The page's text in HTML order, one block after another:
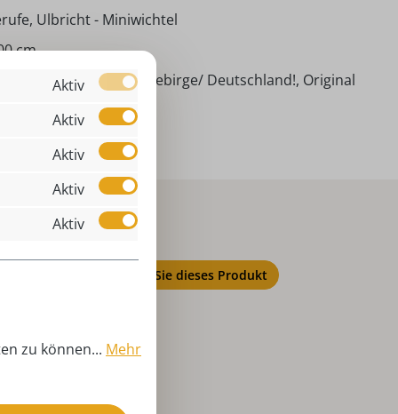
Ulbricht - Miniwichtel
cm
aus dem Erzgebirge/ Deutschland!, Original
Bewerten Sie dieses Produkt
Aktiv
Aktiv
Aktiv
Aktiv
Aktiv
zu können... Mehr